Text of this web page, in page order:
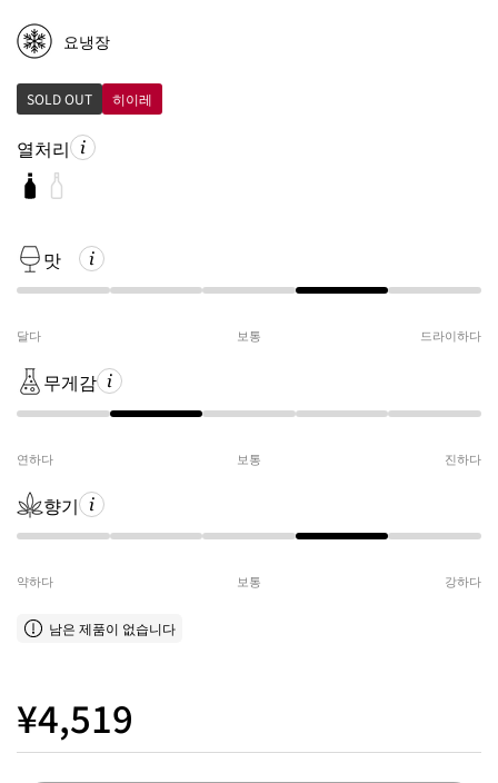
요냉장
SOLD OUT 히이레
열처리
맛
달다 보통 드라이하다
무게감
연하다 보통 진하다
향기
약하다 보통 강하다
남은 제품이 없습니다
¥4,519